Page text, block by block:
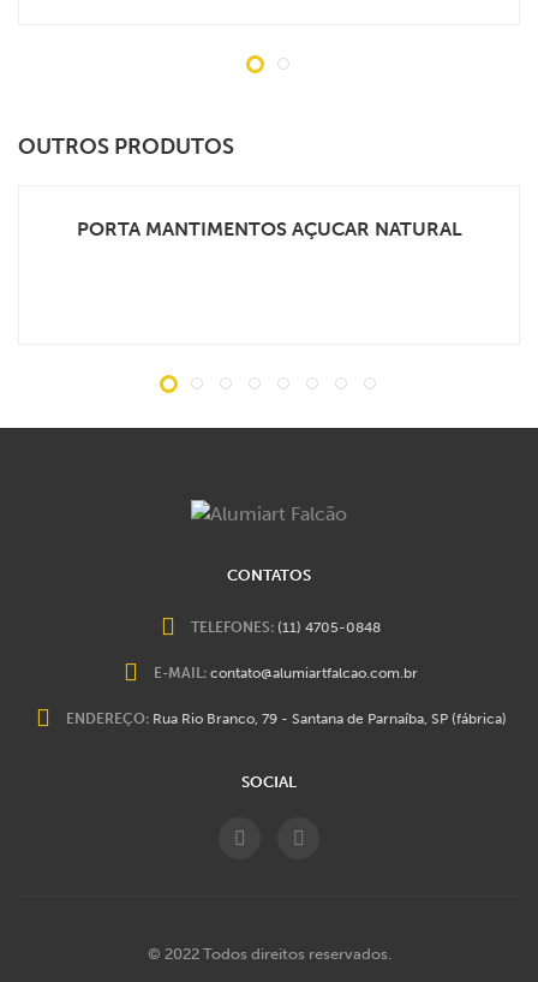
OUTROS PRODUTOS
PORTA MANTIMENTOS AÇUCAR NATURAL
CONTATOS
TELEFONES: (11) 4705-0848
E-MAIL: contato@alumiartfalcao.com.br
ENDEREÇO: Rua Rio Branco, 79 - Santana de Parnaíba, SP (fábrica)
SOCIAL
© 2022 Todos direitos reservados.